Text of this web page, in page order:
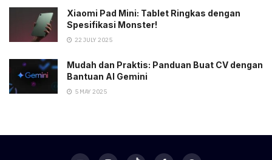
Xiaomi Pad Mini: Tablet Ringkas dengan
Spesifikasi Monster!
22 JULY 2025
Mudah dan Praktis: Panduan Buat CV dengan
Bantuan AI Gemini
5 MAY 2025